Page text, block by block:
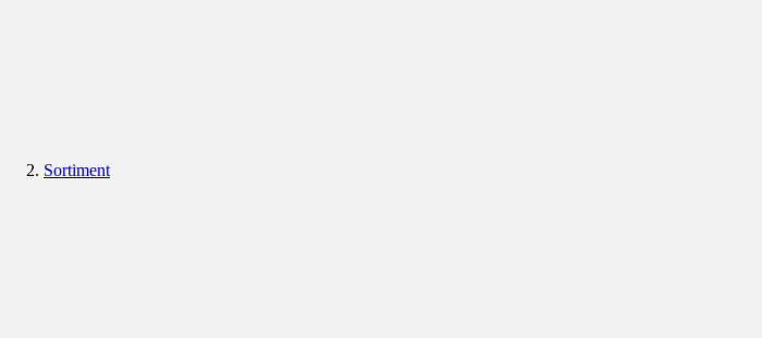
Sortiment